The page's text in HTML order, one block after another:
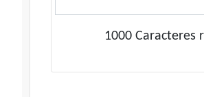
1000 Caracteres